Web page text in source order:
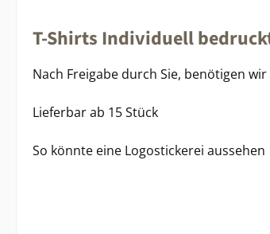
T-Shirts Individuell
Nach Freigabe durch Sie, benötigen
Lieferbar ab 15 Stück
So könnte eine Logostickerei aussehen